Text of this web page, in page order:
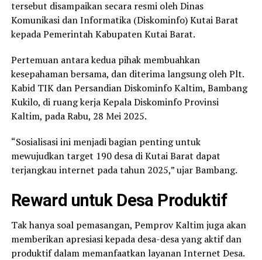
tersebut disampaikan secara resmi oleh Dinas
Komunikasi dan Informatika (Diskominfo) Kutai Barat
kepada Pemerintah Kabupaten Kutai Barat.
Pertemuan antara kedua pihak membuahkan
kesepahaman bersama, dan diterima langsung oleh Plt.
Kabid TIK dan Persandian Diskominfo Kaltim, Bambang
Kukilo, di ruang kerja Kepala Diskominfo Provinsi
Kaltim, pada Rabu, 28 Mei 2025.
“Sosialisasi ini menjadi bagian penting untuk
mewujudkan target 190 desa di Kutai Barat dapat
terjangkau internet pada tahun 2025,” ujar Bambang.
Reward untuk Desa Produktif
Tak hanya soal pemasangan, Pemprov Kaltim juga akan
memberikan apresiasi kepada desa-desa yang aktif dan
produktif dalam memanfaatkan layanan Internet Desa.